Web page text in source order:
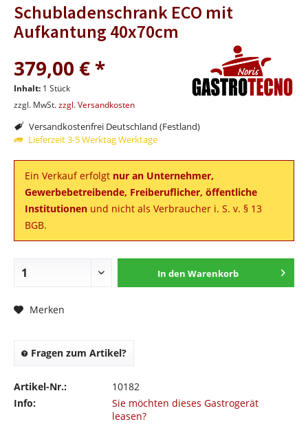
Schubladenschrank ECO mit
Aufkantung 40x70cm
379,00 € *
Inhalt: 1 Stück
zzgl. MwSt.zzgl. Versandkosten
Versandkostenfrei Deutschland (Festland)
Lieferzeit 3-5 Werktag Werktage
Ein Verkauf erfolgt nur an Unternehmer,
Gewerbebetreibende, Freiberuflicher, öffentliche
Institutionen und nicht als Verbraucher i. S. v. § 13
BGB.
In den Warenkorb
Merken
Fragen zum Artikel?
Artikel-Nr.:
10182
Info:
Sie möchten dieses Gastrogerät
leasen?